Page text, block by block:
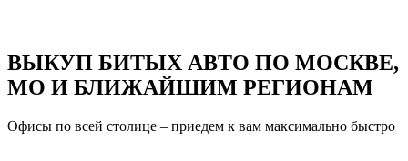
ВЫКУП БИТЫХ АВТО ПО МОСКВЕ,
МО И БЛИЖАЙШИМ РЕГИОНАМ
Офисы по всей столице – приедем к вам максимально быстро